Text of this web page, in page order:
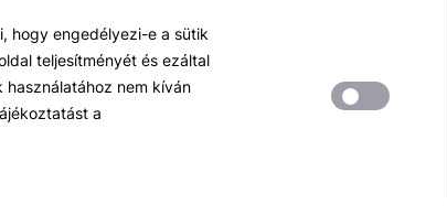
hogy engedélyezi-e a sütik
teljesítményét és ezáltal
nem kíván
a
/ Befektetés
Hírek